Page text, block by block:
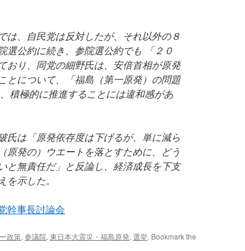
は、自民党は反対したが、それ以外の８
選公約に続き、参院選公約でも 「２０
おり、同党の細野氏は、安倍首相が原発
とについて、「福島（第一原発）の問題
積極的に推進することには違和感があ
氏は「原発依存度は下げるが、単に減ら
原発の）ウエートを落とすために、どう
と無責任だ」と反論し、経済成長を下支
示した。
幹事長討論会
政策, 参議院, 東日本大震災・福島原発, 選挙. Bookmark the